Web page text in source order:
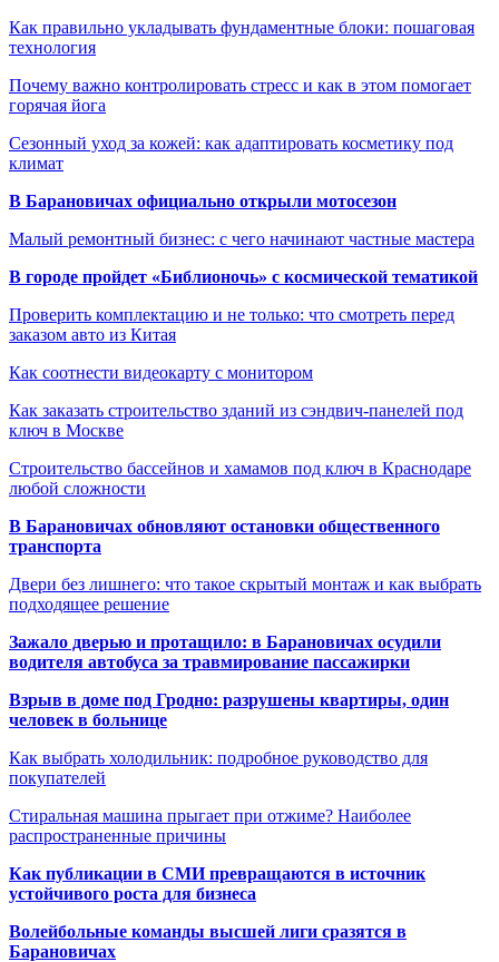
Как правильно укладывать фундаментные блоки: пошаговая
технология
Почему важно контролировать стресс и как в этом помогает
горячая йога
Сезонный уход за кожей: как адаптировать косметику под
климат
В Барановичах официально открыли мотосезон
Малый ремонтный бизнес: с чего начинают частные мастера
В городе пройдет «Библионочь» с космической тематикой
Проверить комплектацию и не только: что смотреть перед
заказом авто из Китая
Как соотнести видеокарту с монитором
Как заказать строительство зданий из сэндвич-панелей под
ключ в Москве
Строительство бассейнов и хамамов под ключ в Краснодаре
любой сложности
В Барановичах обновляют остановки общественного
транспорта
Двери без лишнего: что такое скрытый монтаж и как выбрать
подходящее решение
Зажало дверью и протащило: в Барановичах осудили
водителя автобуса за травмирование пассажирки
Взрыв в доме под Гродно: разрушены квартиры, один
человек в больнице
Как выбрать холодильник: подробное руководство для
покупателей
Стиральная машина прыгает при отжиме? Наиболее
распространенные причины
Как публикации в СМИ превращаются в источник
устойчивого роста для бизнеса
Волейбольные команды высшей лиги сразятся в
Барановичах